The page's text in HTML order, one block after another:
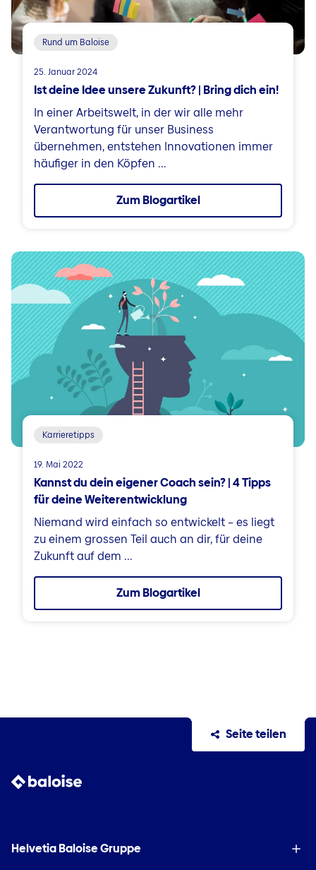
Rund um Baloise
25. Januar 2024
Ist deine Idee unsere Zukunft? | Bring dich ein!
In einer Arbeitswelt, in der wir alle mehr
Verantwortung für unser Business
übernehmen, entstehen Innovationen immer
häufiger in den Köpfen ...
Zum Blogartikel
Karrieretipps
19. Mai 2022
Kannst du dein eigener Coach sein? | 4 Tipps
für deine Weiterentwicklung
Niemand wird einfach so entwickelt – es liegt
zu einem grossen Teil auch an dir, für deine
Zukunft auf dem ...
Zum Blogartikel
Seite teilen
Helvetia Baloise Gruppe